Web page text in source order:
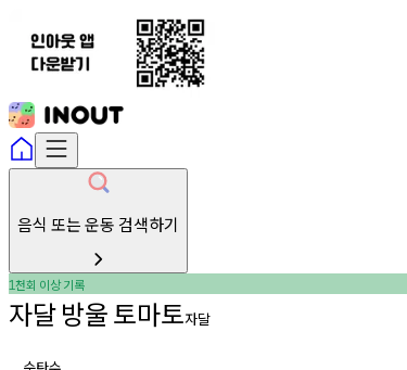
음식 또는 운동 검색하기
1천회 이상기록
자달방울토마토자달